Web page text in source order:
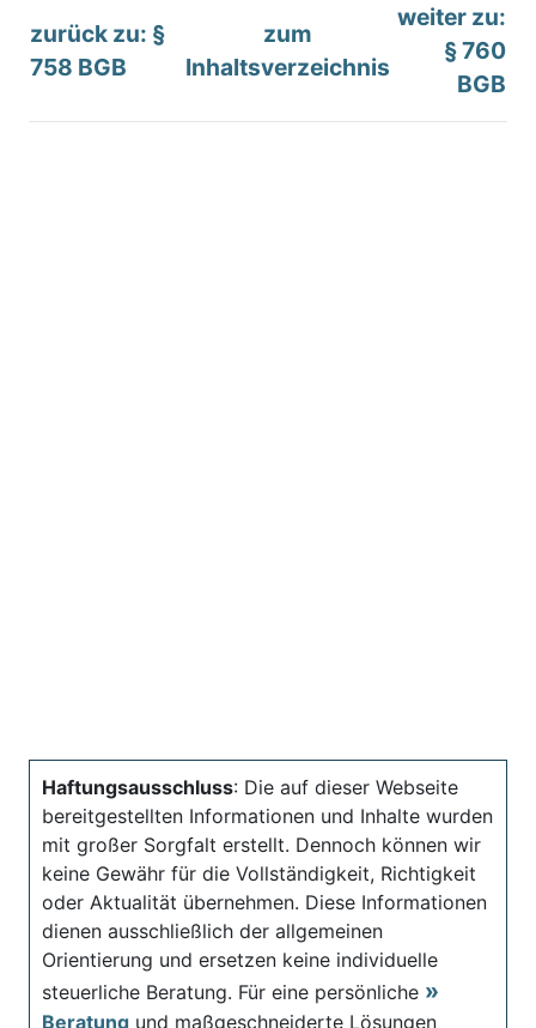
zurück zu: §
758 BGB
zum
Inhaltsverzeichnis
weiter zu:
§ 760
BGB
Haftungsausschluss: Die auf dieser Webseite
bereitgestellten Informationen und Inhalte wurden
mit großer Sorgfalt erstellt. Dennoch können wir
keine Gewähr für die Vollständigkeit, Richtigkeit
oder Aktualität übernehmen. Diese Informationen
dienen ausschließlich der allgemeinen
Orientierung und ersetzen keine individuelle
steuerliche Beratung. Für eine persönliche
Beratung und maßgeschneiderte Lösungen